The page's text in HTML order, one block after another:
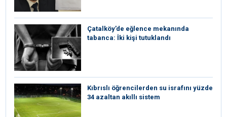
Çatalköy’de eğlence mekanında
tabanca: İki kişi tutuklandı
Kıbrıslı öğrencilerden su israfını yüzde
34 azaltan akıllı sistem